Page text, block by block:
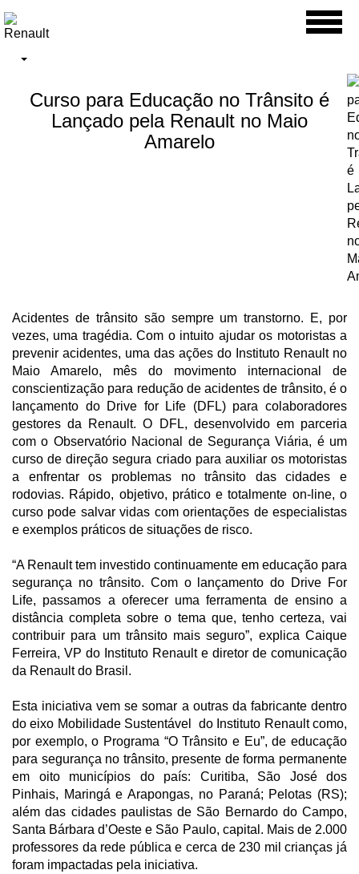
Curso para Educação no Trânsito é
Lançado pela Renault no Maio
Amarelo
Acidentes de trânsito são sempre um transtorno. E, por
vezes, uma tragédia. Com o intuito ajudar os motoristas a
prevenir acidentes, uma das ações do Instituto Renault no
Maio Amarelo, mês do movimento internacional de
conscientização para redução de acidentes de trânsito, é o
lançamento do Drive for Life (DFL) para colaboradores
gestores da Renault. O DFL, desenvolvido em parceria
com o Observatório Nacional de Segurança Viária, é um
curso de direção segura criado para auxiliar os motoristas
a enfrentar os problemas no trânsito das cidades e
rodovias. Rápido, objetivo, prático e totalmente on-line, o
curso pode salvar vidas com orientações de especialistas
e exemplos práticos de situações de risco.
“A Renault tem investido continuamente em educação para
segurança no trânsito. Com o lançamento do Drive For
Life, passamos a oferecer uma ferramenta de ensino a
distância completa sobre o tema que, tenho certeza, vai
contribuir para um trânsito mais seguro”, explica Caique
Ferreira, VP do Instituto Renault e diretor de comunicação
da Renault do Brasil.
Esta iniciativa vem se somar a outras da fabricante dentro
do eixo Mobilidade Sustentável do Instituto Renault como,
por exemplo, o Programa “O Trânsito e Eu”, de educação
para segurança no trânsito, presente de forma permanente
em oito municípios do país: Curitiba, São José dos
Pinhais, Maringá e Arapongas, no Paraná; Pelotas (RS);
além das cidades paulistas de São Bernardo do Campo,
Santa Bárbara d’Oeste e São Paulo, capital. Mais de 2.000
professores da rede pública e cerca de 230 mil crianças já
foram impactadas pela iniciativa.